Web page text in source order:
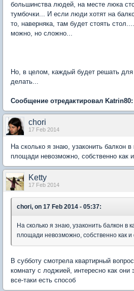
большинства людей, на месте люка
тумбочки... И если люди хотят на
то, наверняка, там будет стоять
можно, но сложно...
Но, в целом, каждый будет решать для
делать...
Сообщение отредактировал Katrin80:
chori
17 Feb 2014
На сколько я знаю, узаконить балкон
площади невозможно, собственно как
Ketty
17 Feb 2014
chori, on 17 Feb 2014 - 05:37:
На сколько я знаю, узаконить балкон в
площади невозможно, собственно как
В субботу смотрела квартирный
комнату с лоджией, интересно как они
все-таки есть способ